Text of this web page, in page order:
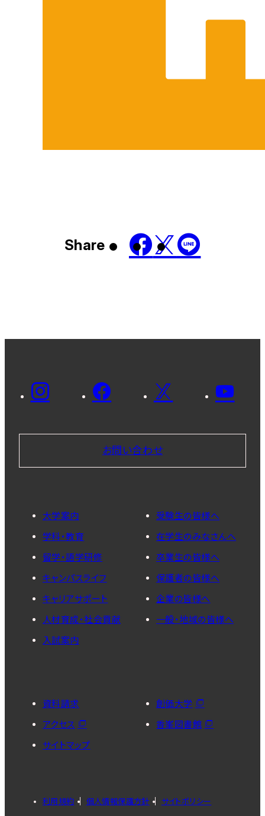
Share
お問い合わせ
大学案内
学科・教育
留学・語学研修
キャンパスライフ
キャリアサポート
人材育成・社会貢献
入試案内
受験生の皆様へ
在学生のみなさんへ
卒業生の皆様へ
保護者の皆様へ
企業の皆様へ
一般・地域の皆様へ
資料請求
アクセス
サイトマップ
創価大学
香峯図書館
利用規約 個人情報保護方針 サイトポリシー